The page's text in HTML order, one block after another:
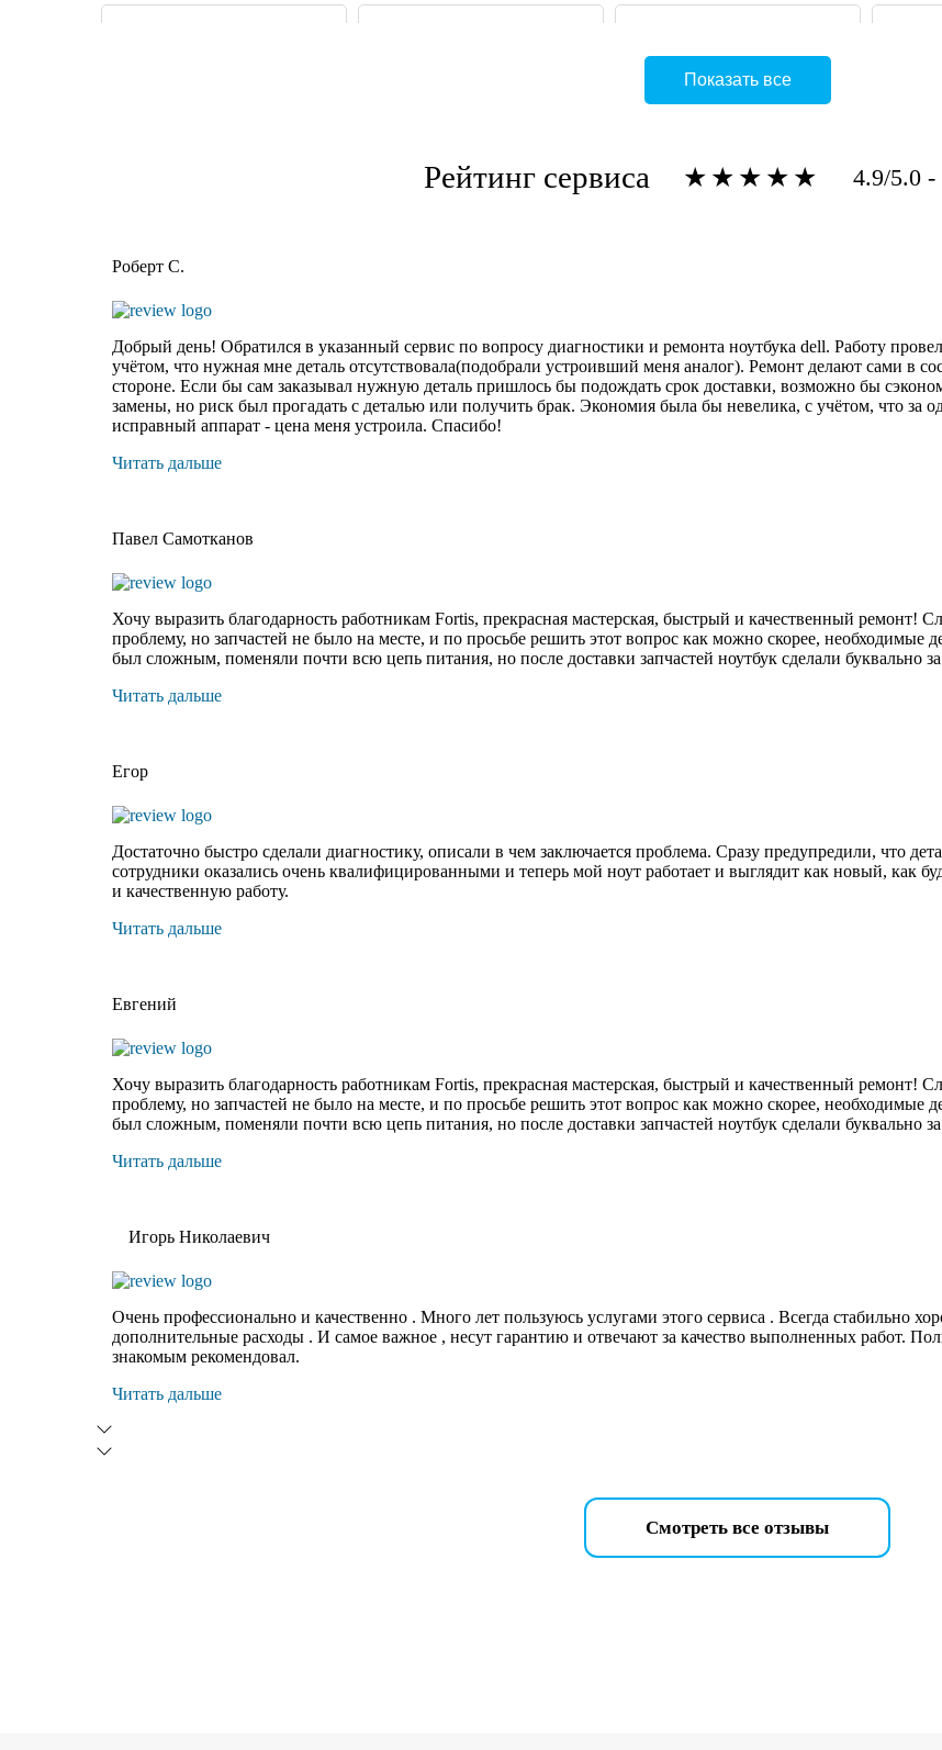
Показать все
Рейтинг сервиса ★★★★★ 4.9/5.0 -
Роберт С.
Добрый день! Обратился в указанный сервис по вопросу диагностики и ремонта ноутбука dell. Работу
учётом, что нужная мне деталь отсутствовала(подобрали устроивший меня аналог). Ремонт делают сами в
стороне. Если бы сам заказывал нужную деталь пришлось бы подождать срок доставки, возможно бы
замены, но риск был прогадать с деталью или получить брак. Экономия была бы невелика, с учётом, что за
исправный аппарат - цена меня устроила. Спасибо!
Читать дальше
Павел Самотканов
Хочу выразить благодарность работникам Fortis, прекрасная мастерская, быстрый и качественный ремонт!
проблему, но запчастей не было на месте, и по просьбе решить этот вопрос как можно скорее, необходимые
был сложным, поменяли почти всю цепь питания, но после доставки запчастей ноутбук сделали буквально
Читать дальше
Егор
Достаточно быстро сделали диагностику, описали в чем заключается проблема. Сразу предупредили, что
сотрудники оказались очень квалифицированными и теперь мой ноут работает и выглядит как новый, как
и качественную работу.
Читать дальше
Евгений
Хочу выразить благодарность работникам Fortis, прекрасная мастерская, быстрый и качественный ремонт!
проблему, но запчастей не было на месте, и по просьбе решить этот вопрос как можно скорее, необходимые
был сложным, поменяли почти всю цепь питания, но после доставки запчастей ноутбук сделали буквально
Читать дальше
Игорь Николаевич
Очень профессионально и качественно . Много лет пользуюсь услугами этого сервиса . Всегда стабильно
дополнительные расходы . И самое важное , несут гарантию и отвечают за качество выполненных работ.
знакомым рекомендовал.
Читать дальше
Смотреть все отзывы